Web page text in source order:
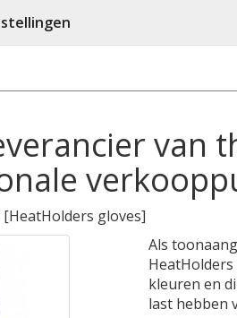
van
[HeatHolders gloves]
Als
kleuren en
last hebben